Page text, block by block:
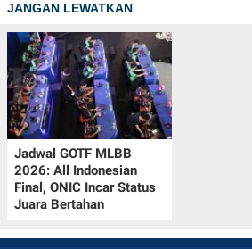
JANGAN LEWATKAN
Jadwal GOTF MLBB
2026: All Indonesian
Final, ONIC Incar Status
Juara Bertahan